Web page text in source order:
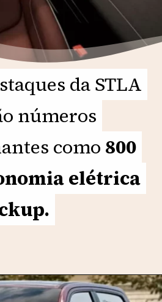
da STLA
números
como 800
elétrica
da STLA
números
como 800
elétrica
https://motorprime.com.br/1500-rev-nova-pickup-da-ram-chega-em-2025-em-outro-patamar/